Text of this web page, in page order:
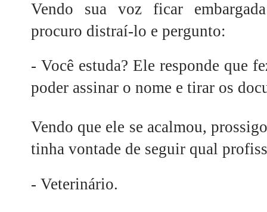
Vendo sua voz ficar
procuro distraí-lo e pergunto:
- Você estuda? Ele responde que
poder assinar o nome e tirar os
Vendo que ele se acalmou,
tinha vontade de seguir qual
- Veterinário.